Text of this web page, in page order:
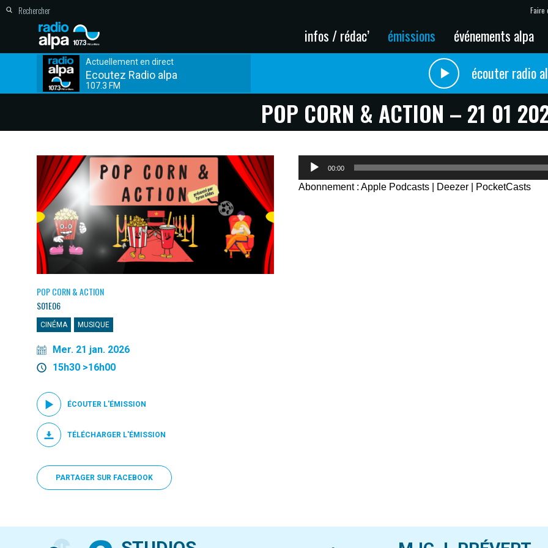
Faire
infos / rédac’ émissions événements alpa
Actuellement en direct
Ecoutez Radio alpa
107.3 FM
écouter radio
POP CORN & ACTION – 21 01
POP CORN & ACTION
S01E06
CINÉMA MUSIQUE
Mer. 21 jan. 2026
15h30 >16h00
ÉCOUTER L'ÉMISSION
TÉLÉCHARGER L'ÉMISSION
PARTAGER SUR FACEBOOK
Lecteur
00:00
Abonnement :Apple Podcasts Deezer PocketCasts